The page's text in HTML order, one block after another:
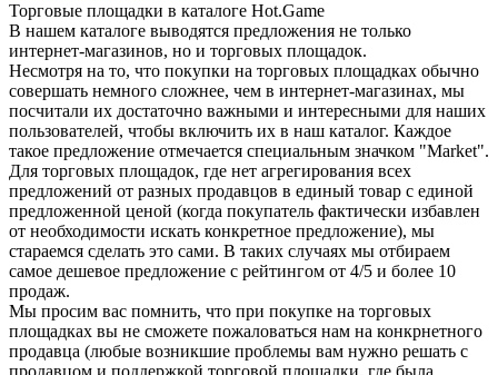
Торговые площадки в каталоге Hot.Game
В нашем каталоге выводятся предложения не только
интернет-магазинов, но и торговых площадок.
Несмотря на то, что покупки на торговых площадках обычно
совершать немного сложнее, чем в интернет-магазинах, мы
посчитали их достаточно важными и интересными для наших
пользователей, чтобы включить их в наш каталог. Каждое
такое предложение отмечается специальным значком "Market".
Для торговых площадок, где нет агрегирования всех
предложений от разных продавцов в единый товар с единой
предложенной ценой (когда покупатель фактически избавлен
от необходимости искать конкретное предложение), мы
стараемся сделать это сами. В таких случаях мы отбираем
самое дешевое предложение с рейтингом от 4/5 и более 10
продаж.
Мы просим вас помнить, что при покупке на торговых
площадках вы не сможете пожаловаться нам на конкрнетного
продавца (любые возникшие проблемы вам нужно решать с
продавцом и поддержкой торговой площадки, где была